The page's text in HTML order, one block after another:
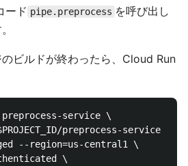
ード pipe.preprocess を呼び出し
ビルドが終わったら、Cloud Run
service \
preprocess-service \
--region=us-central1 \
\